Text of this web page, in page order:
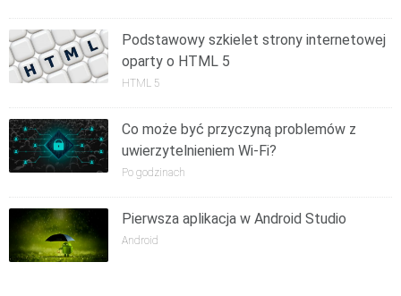
Podstawowy szkielet strony internetowej
oparty o HTML 5
HTML 5
Co może być przyczyną problemów z
uwierzytelnieniem Wi-Fi?
Po godzinach
Pierwsza aplikacja w Android Studio
Android